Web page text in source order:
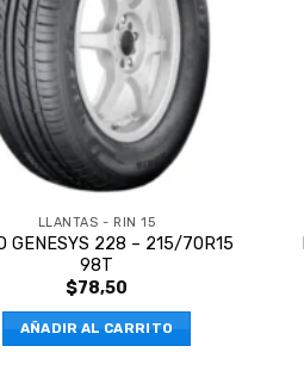
LLANTAS - RIN 15
GENESYS 228 – 215/70R15
98T
$78,50
AÑADIR AL CARRITO